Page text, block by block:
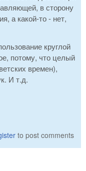
в сторону
а какой-то - нет,
круглой
потому, что целый
времен),
И т.д.
to post comments